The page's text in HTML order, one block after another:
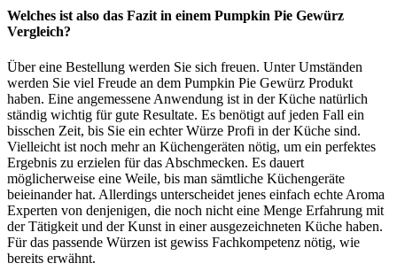
Welches ist also das Fazit in einem Pumpkin Pie Gewürz
Vergleich?
Über eine Bestellung werden Sie sich freuen. Unter Umständen
werden Sie viel Freude an dem Pumpkin Pie Gewürz Produkt
haben. Eine angemessene Anwendung ist in der Küche natürlich
ständig wichtig für gute Resultate. Es benötigt auf jeden Fall ein
bisschen Zeit, bis Sie ein echter Würze Profi in der Küche sind.
Vielleicht ist noch mehr an Küchengeräten nötig, um ein perfektes
Ergebnis zu erzielen für das Abschmecken. Es dauert
möglicherweise eine Weile, bis man sämtliche Küchengeräte
beieinander hat. Allerdings unterscheidet jenes einfach echte Aroma
Experten von denjenigen, die noch nicht eine Menge Erfahrung mit
der Tätigkeit und der Kunst in einer ausgezeichneten Küche haben.
Für das passende Würzen ist gewiss Fachkompetenz nötig, wie
bereits erwähnt.